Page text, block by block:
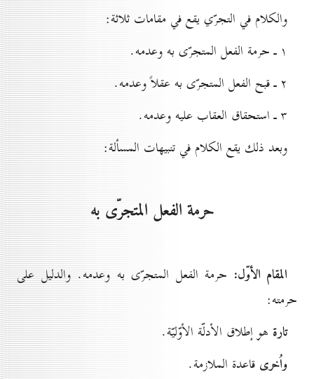
والكلام في التجرّي يقع في مقامات ثلاثة:
۱ ـ حرمة الفعل المتجرّى به وعدمه.
۲ ـ قبح الفعل المتجرّى به عقلاً وعدمه.
۳ ـ استحقاق العقاب عليه وعدمه.
وبعد ذلك يقع الكلام في تنبيهات المسألة:
حرمة الفعل المتجرّى به
المقام الأوّل: حرمة الفعل المتجرّى به وعدمه. والدليل على
حرمته:
تارة هو إطلاق الأدلّة الأوّليّة.
واُخرى قاعدة الملازمة.